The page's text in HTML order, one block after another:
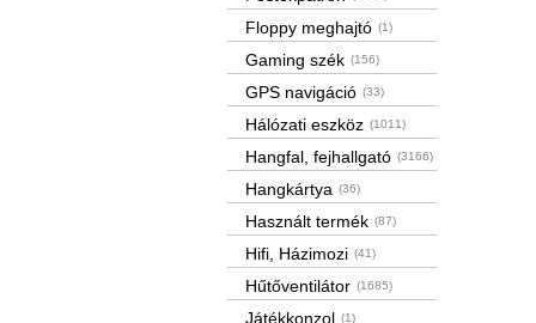
Floppy meghajtó (1)
Gaming szék (156)
GPS navigáció (33)
Hálózati eszköz (1011)
Hangfal, fejhallgató (3166)
Hangkártya (36)
Használt termék (87)
Hifi, Házimozi (41)
Hűtőventilátor (1685)
Játékkonzol (1)